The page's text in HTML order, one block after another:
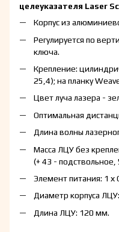
целеуказателя Laser
Корпус из
Регулируется по
ключа.
Крепление:
25,4); на планку
Цвет луча лазера -
Оптимальная
Длина волны
Масса ЛЦУ без
(+ 43 -
Элемент питания: 1 х
Диаметр корпуса
Длина ЛЦУ: 120 мм.